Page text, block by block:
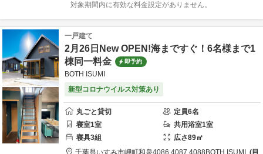
対象期間内に有効な料金設定がありません。
一戸建て
2月26日New OPEN!海まですぐ！6名様まで1
棟同一料金
即予約
BOTH ISUMI
新型コロナウイルス対策あり
丸ごと貸切 定員6名
寝室1室 共用浴室1室
寝具3組 広さ89㎡
千葉県いすみ市岬町和泉4086.4087,4088BOTH ISUMI 目